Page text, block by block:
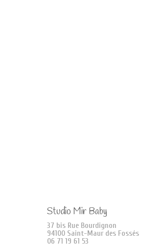
Studio Mir Baby
37 bis Rue Bourdignon
94100 Saint-Maur des Fossés
06 71 19 61 53